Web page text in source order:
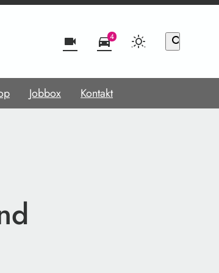
videocam directions_car4 search
Jobbox Kontakt